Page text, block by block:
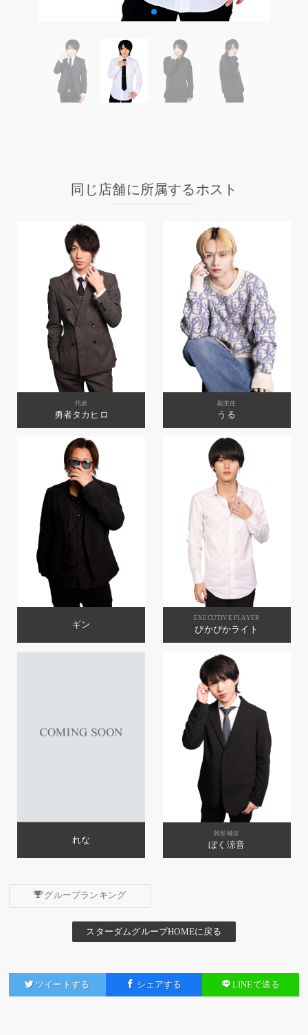
同じ店舗に所属するホスト
代表
勇者タカヒロ
副主任
うる
ギン
EXECUTIVE PLAYER
ぴかぴかライト
れな
幹部補佐
ぼく涼音
グループランキング
スターダムグループHOMEに戻る
ツイートする シェアする LINEで送る